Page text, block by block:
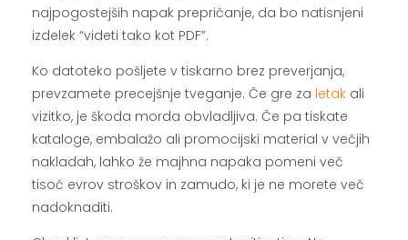
najpogostejših napak prepričanje, da bo natisnjeni
izdelek “videti tako kot PDF”.
Ko datoteko pošljete v tiskarno brez preverjanja,
prevzamete precejšnje tveganje. Če gre za letak ali
vizitko, je škoda morda obvladljiva. Če pa tiskate
kataloge, embalažo ali promocijski material v večjih
nakladah, lahko že majhna napaka pomeni več
tisoč evrov stroškov in zamudo, ki je ne morete več
nadoknaditi.